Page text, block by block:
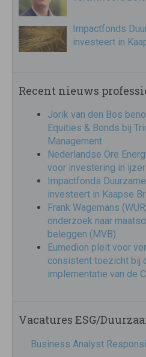
Impactfonds
investeert in
Recent nieuws
Jorik van den Bos
Equities & Bonds bij
Management
Nederlandse Ore
voor investering in
Impactfonds
investeert in Kaapse
Frank Wagemans
onderzoek naar
beleggen (MVB)
Eumedion pleit voor
consistent toezicht bij
implementatie van de
Vacatures ESG/
Business Analyst